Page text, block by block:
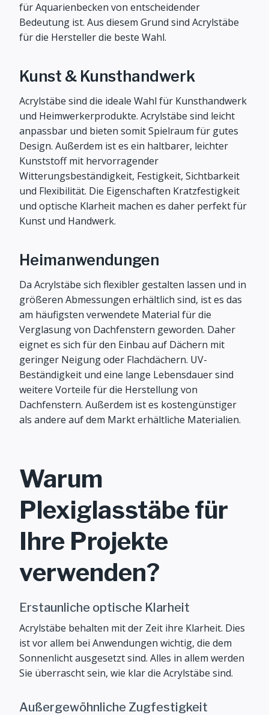
für Aquarienbecken von entscheidender
Bedeutung ist. Aus diesem Grund sind Acrylstäbe
für die Hersteller die beste Wahl.
Kunst & Kunsthandwerk
Acrylstäbe sind die ideale Wahl für Kunsthandwerk
und Heimwerkerprodukte. Acrylstäbe sind leicht
anpassbar und bieten somit Spielraum für gutes
Design. Außerdem ist es ein haltbarer, leichter
Kunststoff mit hervorragender
Witterungsbeständigkeit, Festigkeit, Sichtbarkeit
und Flexibilität. Die Eigenschaften Kratzfestigkeit
und optische Klarheit machen es daher perfekt für
Kunst und Handwerk.
Heimanwendungen
Da Acrylstäbe sich flexibler gestalten lassen und in
größeren Abmessungen erhältlich sind, ist es das
am häufigsten verwendete Material für die
Verglasung von Dachfenstern geworden. Daher
eignet es sich für den Einbau auf Dächern mit
geringer Neigung oder Flachdächern. UV-
Beständigkeit und eine lange Lebensdauer sind
weitere Vorteile für die Herstellung von
Dachfenstern. Außerdem ist es kostengünstiger
als andere auf dem Markt erhältliche Materialien.
Warum
Plexiglasstäbe für
Ihre Projekte
verwenden?
Erstaunliche optische Klarheit
Acrylstäbe behalten mit der Zeit ihre Klarheit. Dies
ist vor allem bei Anwendungen wichtig, die dem
Sonnenlicht ausgesetzt sind. Alles in allem werden
Sie überrascht sein, wie klar die Acrylstäbe sind.
Außergewöhnliche Zugfestigkeit